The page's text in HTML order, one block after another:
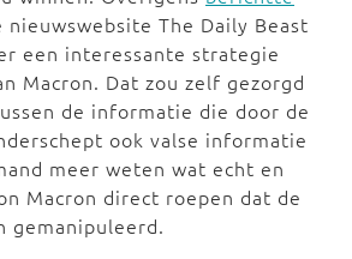
nieuwswebsite The Daily Beast
een interessante strategie
Macron. Dat zou zelf gezorgd
de informatie die door de
ook valse informatie
meer weten wat echt en
Macron direct roepen dat de
gemanipuleerd.